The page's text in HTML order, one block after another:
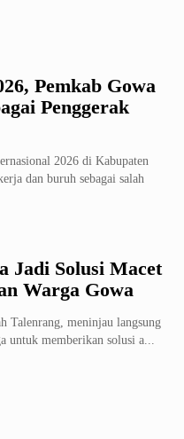
Pemkab Gowa
Penggerak
2026 di Kabupaten
dan buruh sebagai salah
Jadi Solusi Macet
Warga Gowa
meninjau langsung
untuk memberikan solusi a...